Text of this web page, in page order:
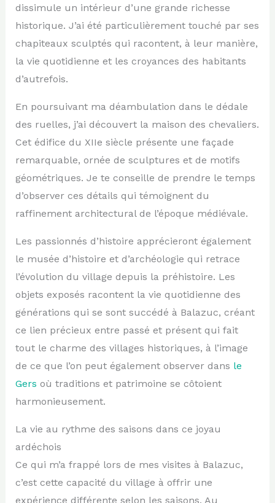
dissimule un intérieur d’une grande richesse
historique. J’ai été particulièrement touché par ses
chapiteaux sculptés qui racontent, à leur manière,
la vie quotidienne et les croyances des habitants
d’autrefois.
En poursuivant ma déambulation dans le dédale
des ruelles, j’ai découvert la maison des chevaliers.
Cet édifice du XIIe siècle présente une façade
remarquable, ornée de sculptures et de motifs
géométriques. Je te conseille de prendre le temps
d’observer ces détails qui témoignent du
raffinement architectural de l’époque médiévale.
Les passionnés d’histoire apprécieront également
le musée d’histoire et d’archéologie qui retrace
l’évolution du village depuis la préhistoire. Les
objets exposés racontent la vie quotidienne des
générations qui se sont succédé à Balazuc, créant
ce lien précieux entre passé et présent qui fait
tout le charme des villages historiques, à l’image
de ce que l’on peut également observer dans le
Gers où traditions et patrimoine se côtoient
harmonieusement.
La vie au rythme des saisons dans ce joyau
ardéchois
Ce qui m’a frappé lors de mes visites à Balazuc,
c’est cette capacité du village à offrir une
expérience différente selon les saisons. Au